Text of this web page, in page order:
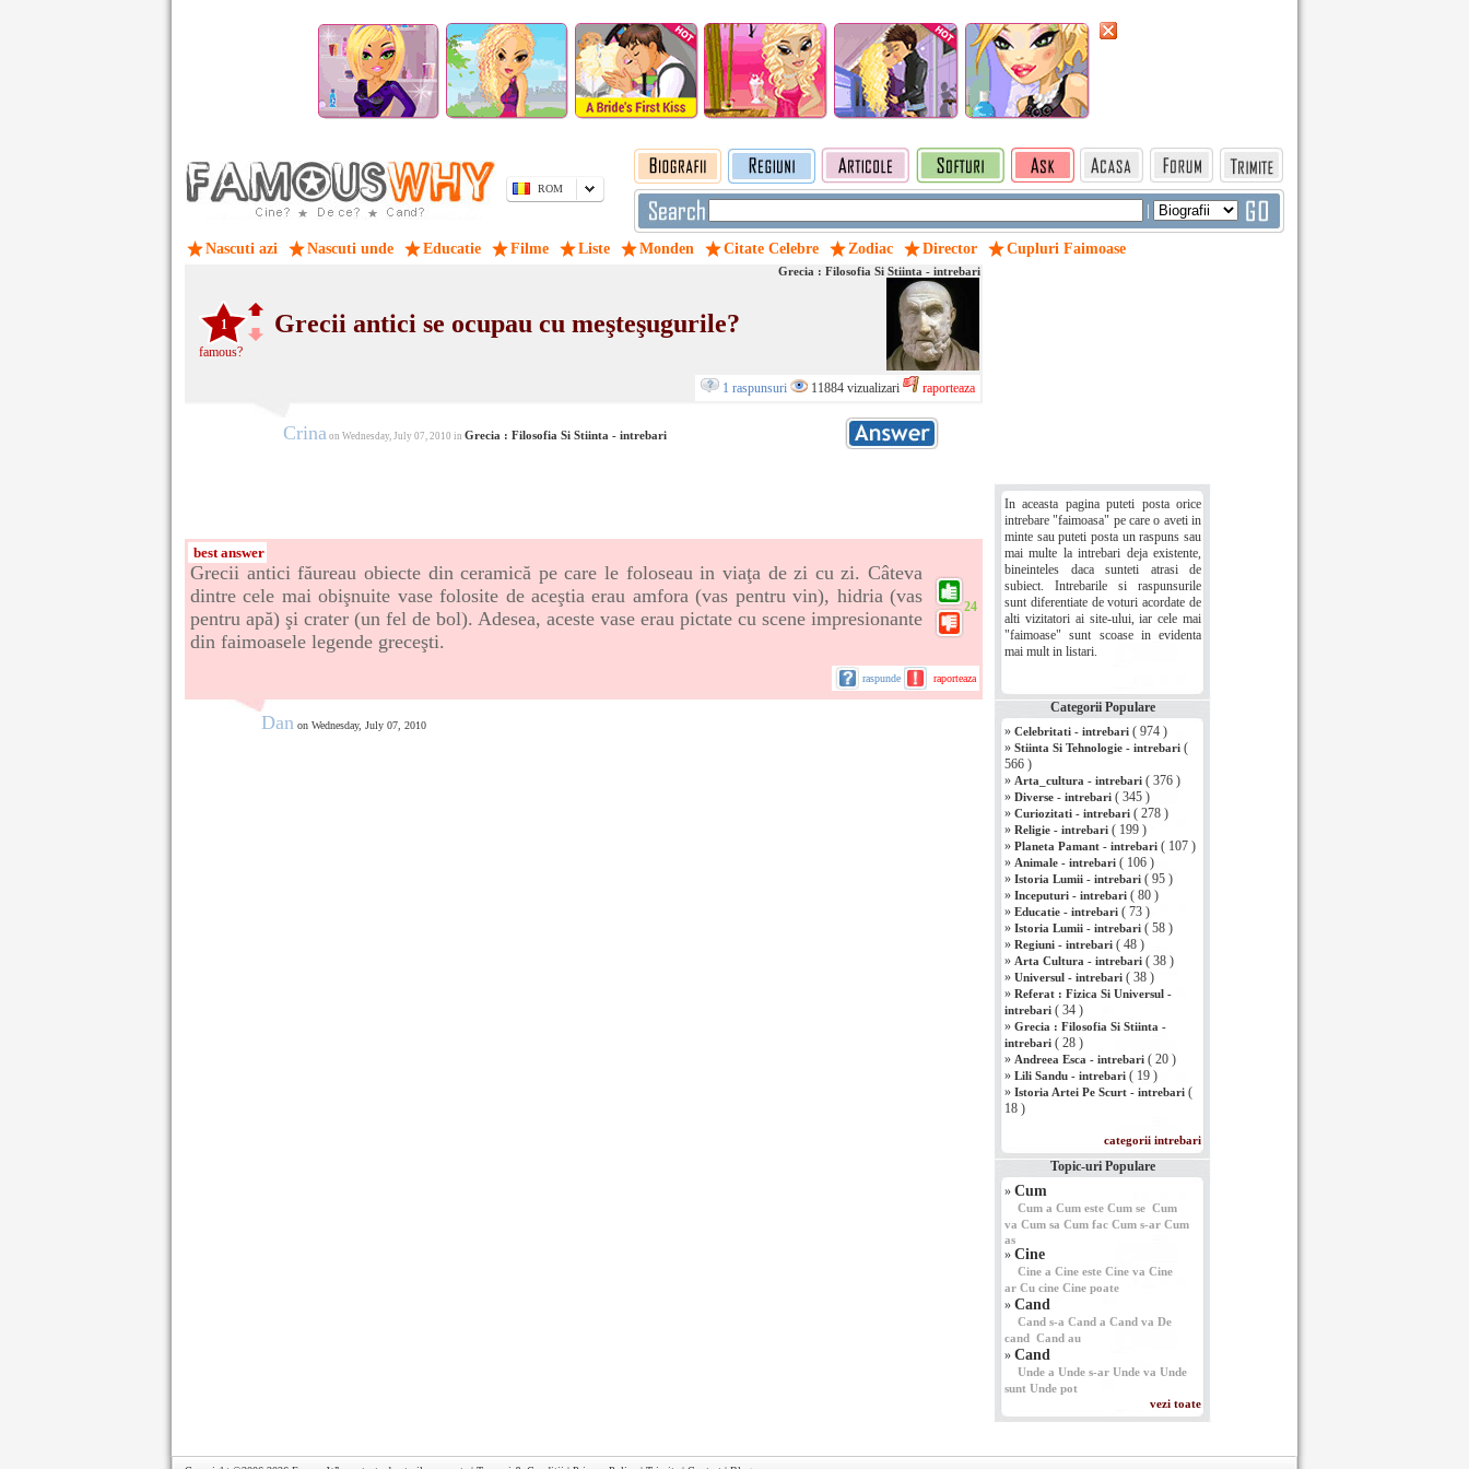
ROM
|
Nascuti azi Nascuti unde Educatie Filme Liste Monden Citate Celebre Zodiac Director Cupluri Faimoase
1
famous?
Grecia : Filosofia Si Stiinta - intrebari
Grecii antici se ocupau cu meşteşugurile?
1 raspunsuri 11884 vizualizari raporteaza
Crina on Wednesday, July 07, 2010 in Grecia : Filosofia Si Stiinta - intrebari
best answer
Grecii antici făureau obiecte din ceramică pe care le foloseau in viaţa de zi cu zi. Câteva
dintre cele mai obişnuite vase folosite de aceştia erau amfora (vas pentru vin), hidria (vas
pentru apă) şi crater (un fel de bol). Adesea, aceste vase erau pictate cu scene impresionante
din faimoasele legende greceşti.
24
raspunde raporteaza
Dan on Wednesday, July 07, 2010
In aceasta pagina puteti posta orice
intrebare "faimoasa" pe care o aveti in
minte sau puteti posta un raspuns sau
mai multe la intrebari deja existente,
bineinteles daca sunteti atrasi de
subiect. Intrebarile si raspunsurile
sunt diferentiate de voturi acordate de
alti vizitatori ai site-ului, iar cele mai
"faimoase" sunt scoase in evidenta
mai mult in listari.
Categorii Populare
» Celebritati - intrebari ( 974 )
» Stiinta Si Tehnologie - intrebari (
566 )
» Arta_cultura - intrebari ( 376 )
» Diverse - intrebari ( 345 )
» Curiozitati - intrebari ( 278 )
» Religie - intrebari ( 199 )
» Planeta Pamant - intrebari ( 107 )
» Animale - intrebari ( 106 )
» Istoria Lumii - intrebari ( 95 )
» Inceputuri - intrebari ( 80 )
» Educatie - intrebari ( 73 )
» Istoria Lumii - intrebari ( 58 )
» Regiuni - intrebari ( 48 )
» Arta Cultura - intrebari ( 38 )
» Universul - intrebari ( 38 )
» Referat : Fizica Si Universul -
intrebari ( 34 )
» Grecia : Filosofia Si Stiinta -
intrebari ( 28 )
» Andreea Esca - intrebari ( 20 )
» Lili Sandu - intrebari ( 19 )
» Istoria Artei Pe Scurt - intrebari (
18 )
categorii intrebari
Topic-uri Populare
» Cum
Cum a Cum este Cum se Cum
va Cum sa Cum fac Cum s-ar Cum
as
» Cine
Cine a Cine este Cine va Cine
ar Cu cine Cine poate
» Cand
Cand s-a Cand a Cand va De
cand Cand au
» Cand
Unde a Unde s-ar Unde va Unde
sunt Unde pot
vezi toate